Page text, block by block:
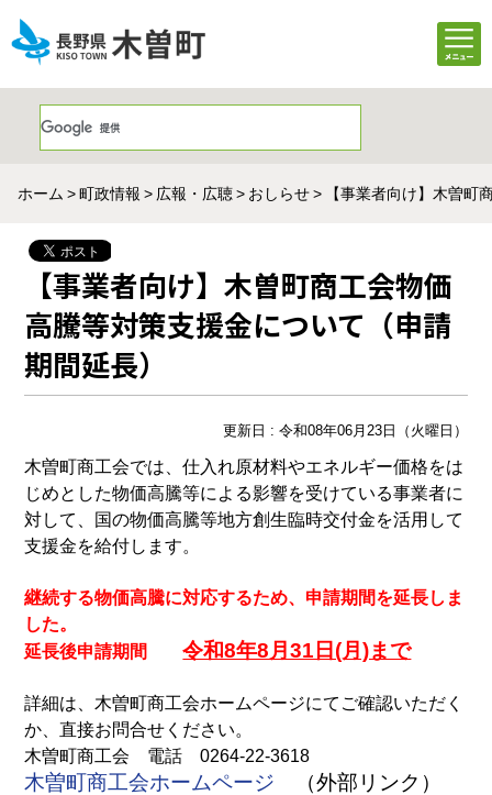
ホーム 町政情報 広報・広聴 おしらせ 【事業者向け】木曽町
【事業者向け】木曽町商工会物価
高騰等対策支援金について（申請
期間延長）
更新日 : 令和08年06月23日（火曜日）
木曽町商工会では、仕入れ原材料やエネルギー価格をは
じめとした物価高騰等による影響を受けている事業者に
対して、国の物価高騰等地方創生臨時交付金を活用して
支援金を給付します。
継続する物価高騰に対応するため、申請期間を延長しま
した。
延長後申請期間令和8年8月31日(月)まで
詳細は、木曽町商工会ホームページにてご確認いただく
か、直接お問合せください。
木曽町商工会 電話 0264-22-3618
木曽町商工会ホームページ （外部リンク）